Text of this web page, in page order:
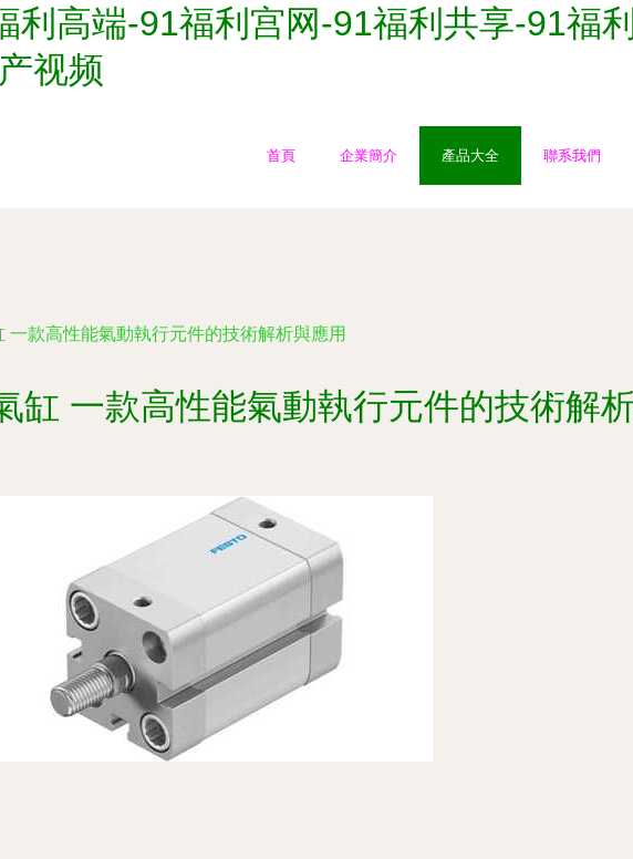
高端-91福利宫网-91福利共享-91福
视频
首頁 企業簡介 產品大全 聯系我們
一款高性能氣動執行元件的技術解析與應用
缸 一款高性能氣動執行元件的技術解